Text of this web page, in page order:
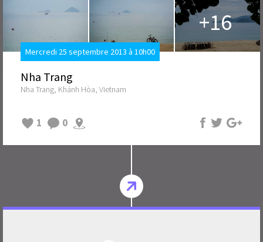
+16
Mercredi 25 septembre 2013 à 10h00
Nha Trang
Nha Trang, Khánh Hòa, Vietnam
1 0